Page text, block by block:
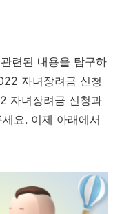
련된 내용을 탐구하
자녀장려금 신청
자녀장려금 신청과
요. 이제 아래에서